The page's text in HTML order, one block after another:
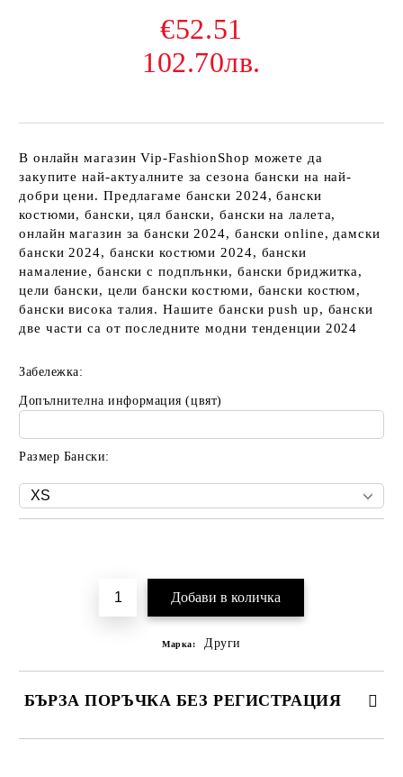
€52.51
102.70лв.
В онлайн магазин Vip-FashionShop можете да
закупите най-актуалните за сезона бански на най-
добри цени. Предлагаме бански 2024, бански
костюми, бански, цял бански, бански на лалета,
онлайн магазин за бански 2024, бански online, дамски
бански 2024, бански костюми 2024, бански
намаление, бански с подплънки, бански бриджитка,
цели бански, цели бански костюми, бански костюм,
бански висока талия. Нашите бански push up, бански
две части са от последните модни тенденции 2024
Забележка:
Допълнителна информация (цвят)
Размер Бански:
Марка: Други
БЪРЗА ПОРЪЧКА БЕЗ РЕГИСТРАЦИЯ